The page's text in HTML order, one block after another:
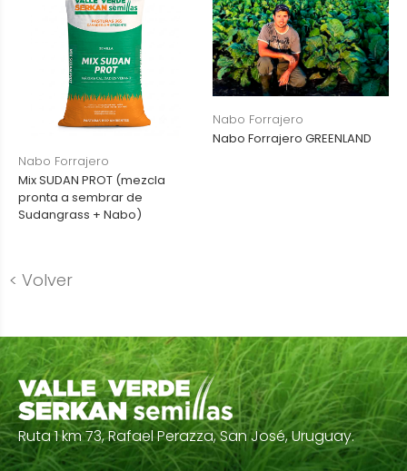
Nabo Forrajero
Mix SUDAN PROT (mezcla
pronta a sembrar de
Sudangrass + Nabo)
Nabo Forrajero
Nabo Forrajero GREENLAND
< Volver
Ruta 1 km 73, Rafael Perazza, San José, Uruguay.